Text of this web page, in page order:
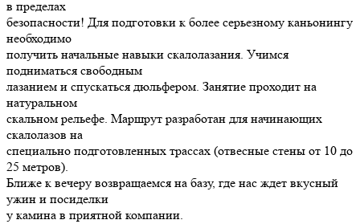
в пределах
безопасности! Для подготовки к более серьезному каньонингу
необходимо
получить начальные навыки скалолазания. Учимся
подниматься свободным
лазанием и спускаться дюльфером. Занятие проходит на
натуральном
скальном рельефе. Маршрут разработан для начинающих
скалолазов на
специально подготовленных трассах (отвесные стены от 10 до
25 метров).
Ближе к вечеру возвращаемся на базу, где нас ждет вкусный
ужин и посиделки
у камина в приятной компании.